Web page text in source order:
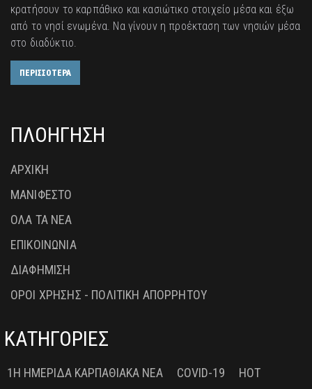
κρατήσουν το καρπάθικο και κασιώτικο στοιχείο μέσα και έξω
από το νησί ενωμένα. Να γίνουν η προέκταση των νησιών μέσα
στο διαδύκτιο.
ΠΕΡΙΣΣΟΤΕΡΑ
ΠΛΟΗΓΗΣΗ
ΑΡΧΙΚΗ
ΜΑΝΙΦΕΣΤΟ
ΟΛΑ ΤΑ ΝΕΑ
ΕΠΙΚΟΙΝΩΝΙΑ
ΔΙΑΦΗΜΙΣΗ
ΟΡΟΙ ΧΡΗΣΗΣ - ΠΟΛΙΤΙΚΗ ΑΠΟΡΡΗΤΟΥ
ΚΑΤΗΓΟΡΙΕΣ
1Η ΗΜΕΡΊΔΑ ΚΑΡΠΑΘΙΑΚΆ ΝΈΑ COVID-19
HOT